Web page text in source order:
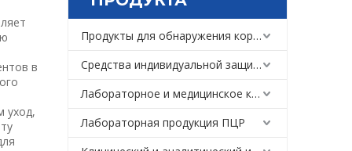
в
уход,
Продукты для обнаружения коронавируса
Средства индивидуальной защиты
Лабораторное и медицинское криогенное холодильное оборудование
Лабораторная продукция ПЦР